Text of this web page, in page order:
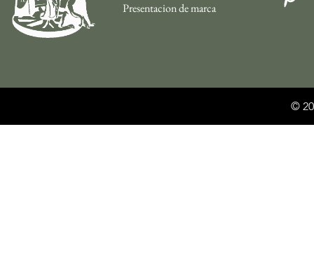
Presentacion de marca
©